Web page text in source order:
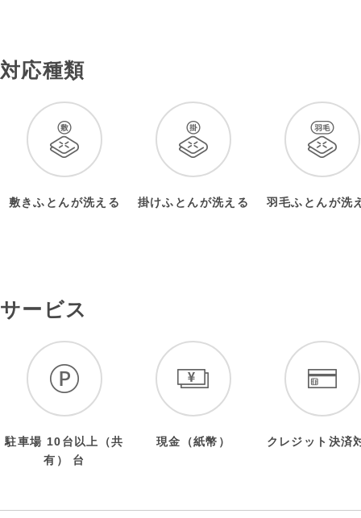
対応種類
敷きふとんが洗える 掛けふとんが洗える 羽毛ふとんが洗
サービス
駐車場 10台以上（共
有） 台
現金（紙幣） クレジット決済